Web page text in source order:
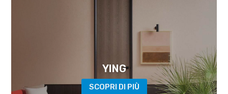
YING
SCOPRI DI PIÙ